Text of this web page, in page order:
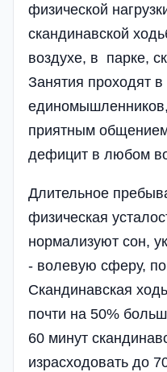
физической
скандинавской
воздухе, в парке,
Занятия проходят в
приятным
дефицит в любом
Длительное
физическая
нормализуют сон,
- волевую сферу,
Скандинавская
почти на 50%
60 минут
израсходовать до